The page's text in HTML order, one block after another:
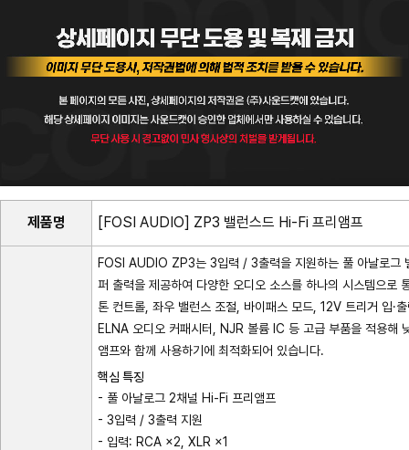
제품명 [FOSI AUDIO] ZP3 밸런스드 Hi-Fi 프리앰프
FOSI AUDIO ZP3는 3입력 / 3출력을 지원하는 풀 아날로
퍼 출력을 제공하여 다양한 오디오 소스를 하나의 시스템으로
톤 컨트롤, 좌우 밸런스 조절, 바이패스 모드, 12V 트리거 입·
ELNA 오디오 커패시터, NJR 볼륨 IC 등 고급 부품을 적용
앰프와 함께 사용하기에 최적화되어 있습니다.
핵심 특징
- 풀 아날로그 2채널 Hi-Fi 프리앰프
- 3입력 / 3출력 지원
- 입력: RCA ×2, XLR ×1